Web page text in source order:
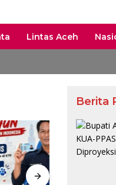
Lintas Aceh
Berita